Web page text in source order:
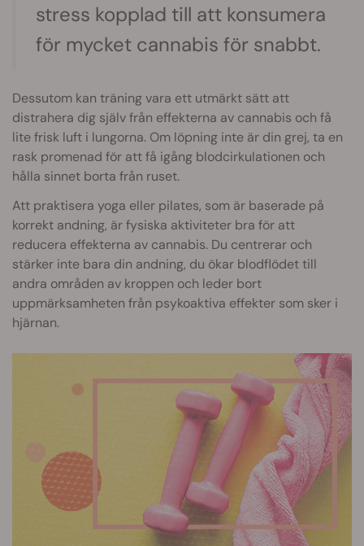
stress kopplad till att konsumera
för mycket cannabis för snabbt.
Dessutom kan träning vara ett utmärkt sätt att
distrahera dig själv från effekterna av cannabis och få
lite frisk luft i lungorna. Om löpning inte är din grej, ta en
rask promenad för att få igång blodcirkulationen och
hålla sinnet borta från ruset.
Att praktisera yoga eller pilates, som är baserade på
korrekt andning, är fysiska aktiviteter bra för att
reducera effekterna av cannabis. Du centrerar och
stärker inte bara din andning, du ökar blodflödet till
andra områden av kroppen och leder bort
uppmärksamheten från psykoaktiva effekter som sker i
hjärnan.